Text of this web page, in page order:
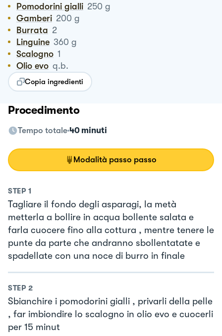
Pomodorini gialli 250 g
Gamberi 200 g
Burrata 2
Linguine 360 g
Scalogno 1
Olio evo q.b.
Copia ingredienti
Procedimento
Tempo totale 40 minuti
Modalità passo passo
STEP 1
Tagliare il fondo degli asparagi, la metà
metterla a bollire in acqua bollente salata e
farla cuocere fino alla cottura , mentre tenere le
punte da parte che andranno sbollentatate e
spadellate con una noce di burro in finale
STEP 2
Sbianchire i pomodorini gialli , privarli della pelle
, far imbiondire lo scalogno in olio evo e cuocerli
per 15 minut